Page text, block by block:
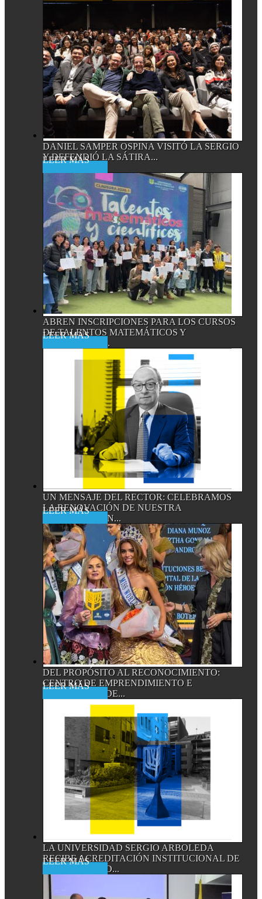
DANIEL SAMPER OSPINA VISITÓ LA SERGIO
Y DEFENDIÓ LA SÁTIRA...
ABREN INSCRIPCIONES PARA LOS CURSOS
DE TALENTOS MATEMÁTICOS Y
CIENTÍFICOS,...
UN MENSAJE DEL RECTOR: CELEBRAMOS
LA RENOVACIÓN DE NUESTRA
ACREDITACIÓN...
DEL PROPÓSITO AL RECONOCIMIENTO:
CENTRO DE EMPRENDIMIENTO E
INNOVACIÓN DE...
LA UNIVERSIDAD SERGIO ARBOLEDA
RECIBE ACREDITACIÓN INSTITUCIONAL DE
ALTA CALIDAD...